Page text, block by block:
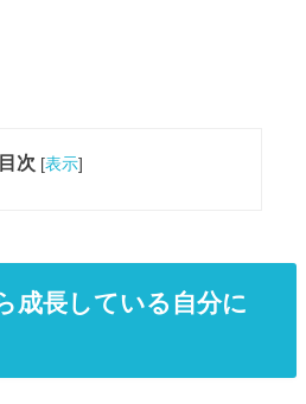
目次 [表示]
成長している自分に